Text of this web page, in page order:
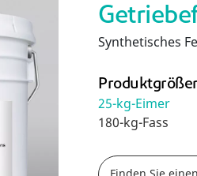
Synthetisches
25-kg-Eimer
180-kg-Fass